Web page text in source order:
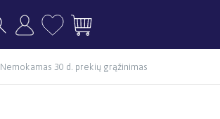
Nemokamas 30 d. prekių grąžinimas